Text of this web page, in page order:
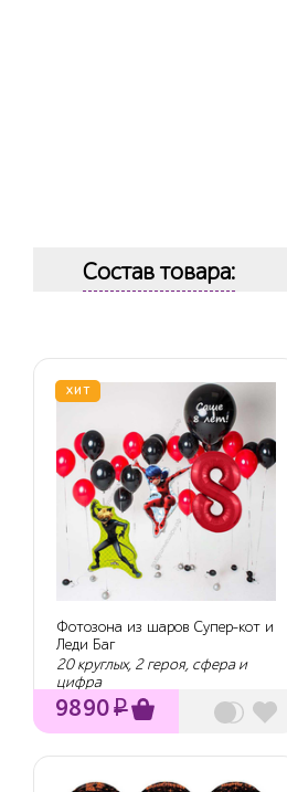
Состав товара:
ХИТ
Фотозона из шаров Супер-кот и
Леди Баг
20 круглых, 2 героя, сфера и
цифра
9890₽